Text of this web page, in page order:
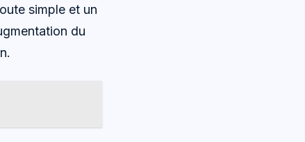
simple et un
du